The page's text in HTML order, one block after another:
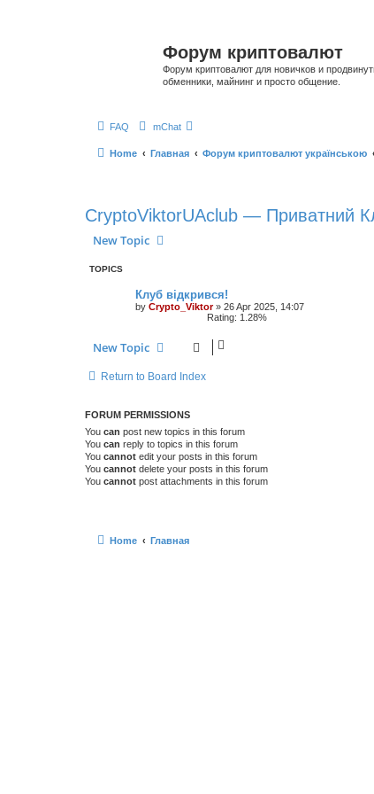
Форум криптовалют
Форум криптовалют для новичков и
обменники, майнинг и просто общение.
FAQ mChat
Home Главная Форум криптовалют українською
CryptoViktorUAclub — Приватний
New Topic
TOPICS
Клуб відкрився!
by Crypto_Viktor» 26 Apr 2025, 14:07
Rating: 1.28%
New Topic
Return to Board Index
FORUM PERMISSIONS
You can post new topics in this forum
You can reply to topics in this forum
You cannot edit your posts in this forum
You cannot delete your posts in this forum
You cannot post attachments in this forum
Home Главная